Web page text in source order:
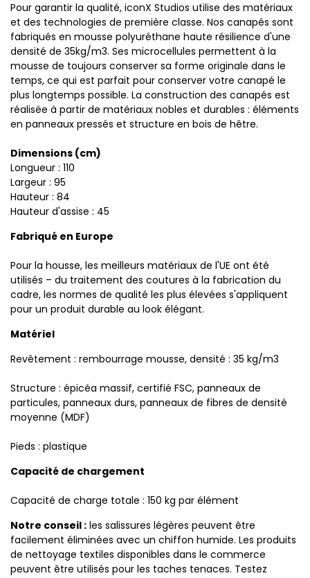
Pour garantir la qualité, iconX Studios utilise des matériaux
et des technologies de première classe. Nos canapés sont
fabriqués en mousse polyuréthane haute résilience d'une
densité de 35kg/m3. Ses microcellules permettent à la
mousse de toujours conserver sa forme originale dans le
temps, ce qui est parfait pour conserver votre canapé le
plus longtemps possible. La construction des canapés est
réalisée à partir de matériaux nobles et durables : éléments
en panneaux pressés et structure en bois de hêtre.
Dimensions (cm)
Longueur : 110
Largeur : 95
Hauteur : 84
Hauteur d'assise : 45
Fabriqué en Europe
Pour la housse, les meilleurs matériaux de l'UE ont été
utilisés – du traitement des coutures à la fabrication du
cadre, les normes de qualité les plus élevées s'appliquent
pour un produit durable au look élégant.
Matériel
Revêtement : rembourrage mousse, densité : 35 kg/m3
Structure : épicéa massif, certifié FSC, panneaux de
particules, panneaux durs, panneaux de fibres de densité
moyenne (MDF)
Pieds : plastique
Capacité de chargement
Capacité de charge totale : 150 kg par élément
Notre conseil : les salissures légères peuvent être
facilement éliminées avec un chiffon humide. Les produits
de nettoyage textiles disponibles dans le commerce
peuvent être utilisés pour les taches tenaces. Testez